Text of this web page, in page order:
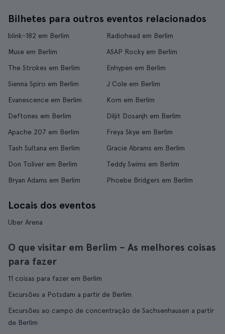
Bilhetes para outros eventos relacionados
blink-182 em Berlim
Radiohead em Berlim
Muse em Berlim
ASAP Rocky em Berlim
The Strokes em Berlim
Enhypen em Berlim
Sienna Spiro em Berlim
J Cole em Berlim
Evanescence em Berlim
Korn em Berlim
Deftones em Berlim
Diljit Dosanjh em Berlim
Apache 207 em Berlim
Freya Skye em Berlim
Tash Sultana em Berlim
Gracie Abrams em Berlim
Don Toliver em Berlim
Teddy Swims em Berlim
Bryan Adams em Berlim
Phoebe Bridgers em Berlim
Locais dos eventos
Uber Arena
O que visitar em Berlim – As melhores coisas
para fazer
11 coisas para fazer em Berlim
Excursões a Potsdam a partir de Berlim
Excursões ao campo de concentração de Sachsenhausen a partir
de Berlim